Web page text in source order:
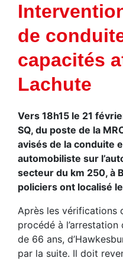
de
capacités
Lachute
Vers 18h15 le 21
SQ, du poste de la
avisés de la conduite
automobiliste sur
secteur du km 250, à
policiers ont localisé
Après les vérifications
procédé à
de 66 ans,
par la suite. Il doit